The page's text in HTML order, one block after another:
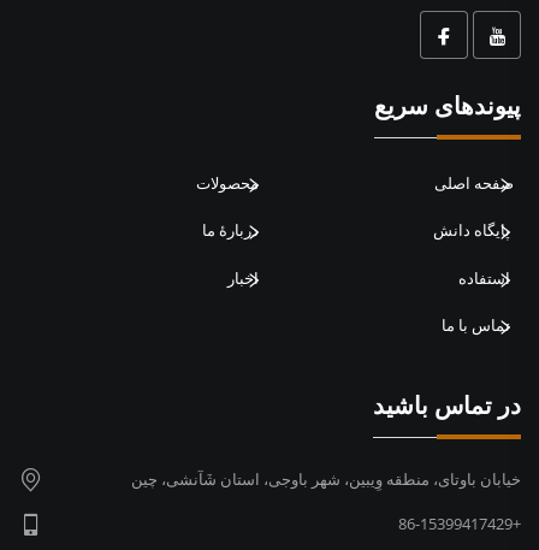
پیوندهای سریع
صفحه اصلی محصولات
پایگاه دانش دربارهٔ ما
استفاده اخبار
تماس با ما
در تماس باشید
خیابان باوتای، منطقه وِیبین، شهر باوجی، استان شَآنشی، چین
+86-15399417429